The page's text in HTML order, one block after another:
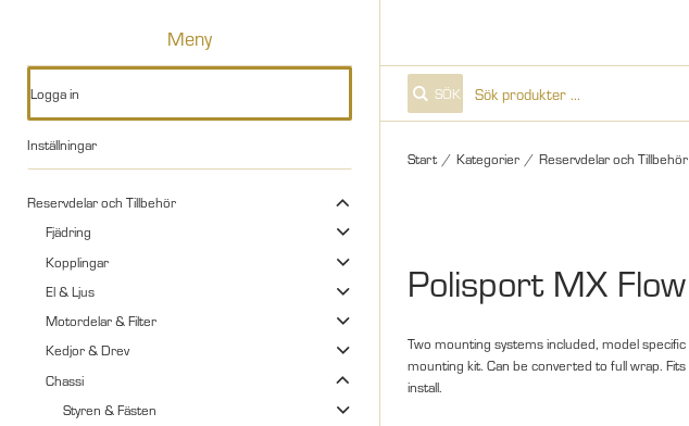
Meny
Logga in
Inställningar
Reservdelar och Tillbehör
Fjädring
Kopplingar
El & Ljus
Motordelar & Filter
Kedjor & Drev
Chassi
Styren & Fästen
SÖK
Start / Kategorier / Reservdelar och Tillbehör
Polisport MX Flow
Two mounting systems included, model
mounting kit. Can be converted to full wrap.
install.